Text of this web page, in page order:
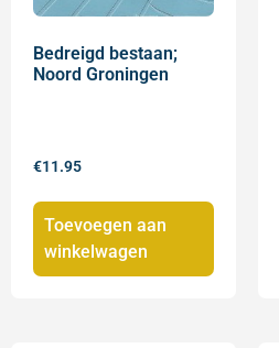
Bedreigd bestaan;
Noord Groningen
€11.95
Toevoegen aan
winkelwagen